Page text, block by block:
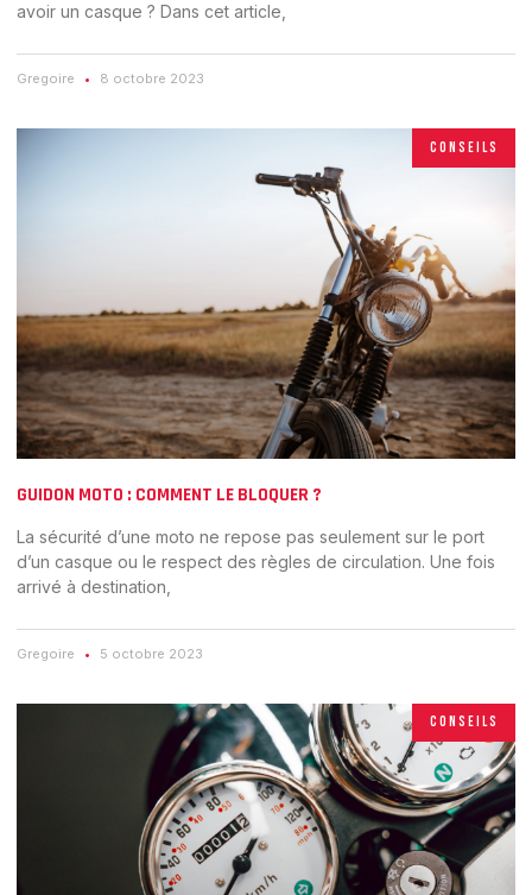
avoir un casque ? Dans cet article,
Gregoire 8 octobre 2023
CONSEILS
GUIDON MOTO : COMMENT LE BLOQUER ?
La sécurité d’une moto ne repose pas seulement sur le port
d’un casque ou le respect des règles de circulation. Une fois
arrivé à destination,
Gregoire 5 octobre 2023
CONSEILS